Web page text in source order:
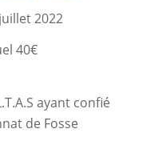
2022
40€
ayant confié
de Fosse